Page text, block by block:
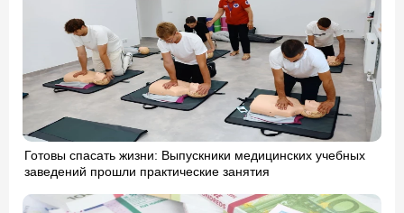
Готовы спасать жизни: Выпускники медицинских учебных
заведений прошли практические занятия